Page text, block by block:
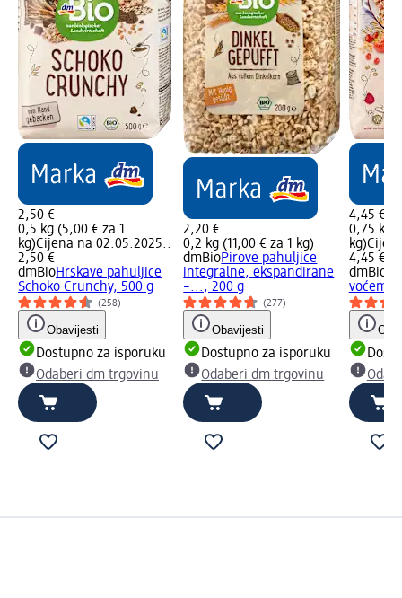
2,50 €
0,5 kg (5,00 € za 1
kg)Cijena na 02.05.2025.:
2,50 €
dmBioHrskave pahuljice
Schoko Crunchy, 500 g
(258)
Obavijesti
Dostupno za isporuku
Odaberi dm trgovinu
2,20 €
0,2 kg (11,00 € za 1 kg)
dmBioPirove pahuljice
integralne, ekspandirane
–..., 200 g
(277)
Obavijesti
Dostupno za isporuku
Odaberi dm trgovinu
4,45 €
0,75 kg
kg)
4,45 €
dmBio
voćem,